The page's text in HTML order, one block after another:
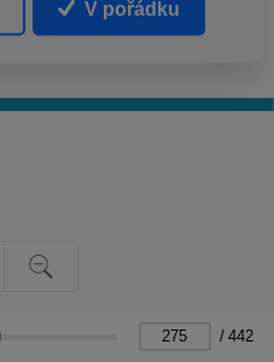
/ 442
V pořádku